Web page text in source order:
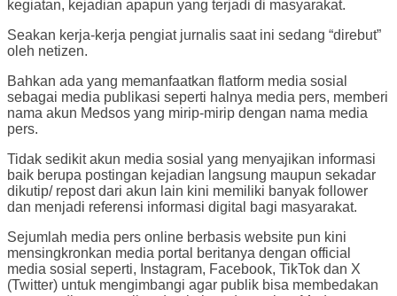
kegiatan, kejadian apapun yang terjadi di masyarakat.
Seakan kerja-kerja pengiat jurnalis saat ini sedang “direbut”
oleh netizen.
Bahkan ada yang memanfaatkan flatform media sosial
sebagai media publikasi seperti halnya media pers, memberi
nama akun Medsos yang mirip-mirip dengan nama media
pers.
Tidak sedikit akun media sosial yang menyajikan informasi
baik berupa postingan kejadian langsung maupun sekadar
dikutip/ repost dari akun lain kini memiliki banyak follower
dan menjadi referensi informasi digital bagi masyarakat.
Sejumlah media pers online berbasis website pun kini
mensingkronkan media portal beritanya dengan official
media sosial seperti, Instagram, Facebook, TikTok dan X
(Twitter) untuk mengimbangi agar publik bisa membedakan